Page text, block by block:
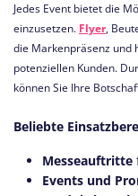
Jedes Event bietet die
einzusetzen. Flyer,
die Markenpräsenz und
potenziellen Kunden.
können Sie Ihre
Beliebte
Messeauftritte
Events und